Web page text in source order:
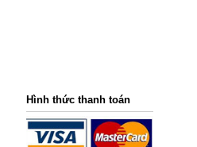
Hình thức thanh toán